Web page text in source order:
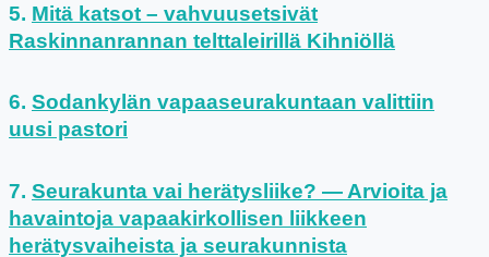
Mitä katsot – vahvuusetsivät
Raskinnanrannan telttaleirillä Kihniöllä
Sodankylän vapaaseurakuntaan valittiin
uusi pastori
Seurakunta vai herätysliike? — Arvioita ja
havaintoja vapaakirkollisen liikkeen
herätysvaiheista ja seurakunnista